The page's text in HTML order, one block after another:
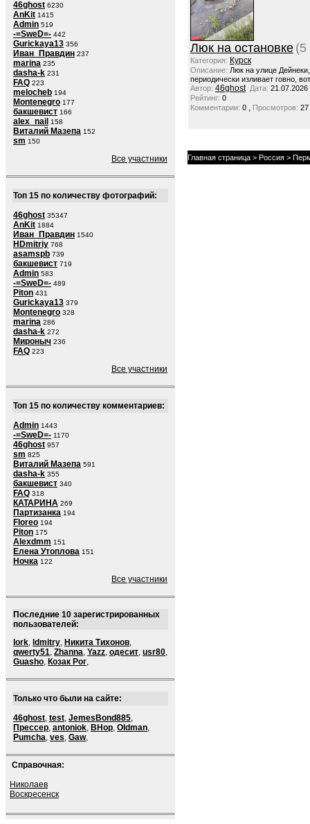
46ghost 6230
AnKit 1415
Admin 519
-=SweD=- 442
Gurickaya13 356
Иван_Правдин 237
marina 235
dasha-k 231
FAQ 223
melocheb 194
Montenegro 177
бакшевист 166
alex_nail 158
Виталий Мазепа 152
sm 150
Все участники
Топ 15 по количеству фотографий:
46ghost 35347
AnKit 1884
Иван_Правдин 1540
HDmitriy 768
asamspb 739
бакшевист 719
Admin 583
-=SweD=- 489
Piton 431
Gurickaya13 379
Montenegro 328
marina 286
dasha-k 272
Мироныч 236
FAQ 223
Все участники
Топ 15 по количеству комментариев:
Admin 1443
-=SweD=- 1170
46ghost 957
sm 825
Виталий Мазепа 591
dasha-k 355
бакшевист 340
FAQ 318
КАТАРИНА 269
Партизанка 194
Floreo 194
Piton 175
Alexdmm 151
Елена Утоплова 151
Ночка 122
Все участники
Последние 10 зарегистрированных
пользователей:
lork, ldmitry, Никита Тихонов,
qwerty51, Zhanna, Yazz, одесит, usr80,
Guasho, Козак Рог,
Только что были на сайте:
46ghost, test, JemesBond885,
Прессер, antoniok, BHop, Oldman,
Pumcha, ves, Gaw,
Справочная:
Николаев
Воскресенск
Люк на остановке (5
Категория: Курск
Описание: Люк на улице
периодически изливает говно,
Автор: 46ghost Дата: 21.07.2026
Рейтинг: 0
Комментарии: 0 , Просмотров: 27
Главная страница > Россия >